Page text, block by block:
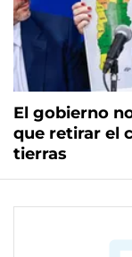
El gobierno
que retirar el
tierras